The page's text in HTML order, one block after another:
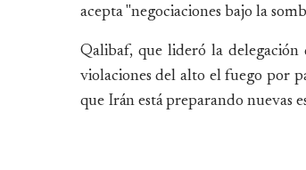
acepta "negociaciones bajo la
Qalibaf, que lideró la delegación
violaciones del alto el fuego por
que Irán está preparando nuevas